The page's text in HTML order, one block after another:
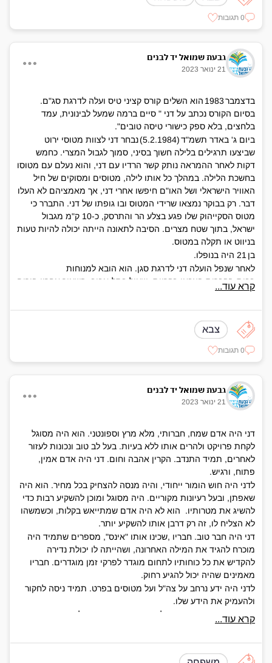
0 תגובות
גבעת שמואל יד לבנים
21 ינואר 2023
בדצמבר 1983 הוא השלים קורס קציני טיס ועלה לדרגת סג"ם.
בסיום הקורס נכתב על דני " סיים ברמה שמעל לבינונית, עמד
בלחצים, בלא ספק כישורי טיסה טובים".
ביום ג' באדר תשמ"ד (5.2.1984) נבחר דני לצוות מטוסי ירוט
שביצעו תרגילים בלילה חשוך בסיני, סמוך לגבול המצרי. כחמש
דקות לאחר ההמראה נותק קשר הרדיו עם דני, והוא נעלם עם מטוסו
בחשכת הלילה. במהלך כל אותו לילה, מטוסים ומסוקים של חיל
האוויר הישראלי ושל האו"ם חיפשו אחרי דני, אך מאמציהם לא העלו
דבר. רק בבוקר נמצאו שרידי המטוס ובו גופתו של דני. התברר כי
מטוס הסקייהוק שלו פגע בצלע הר והתרסק, כ-10 ק"מ מגבול
ישראל, בתוך שטח מצרים. הסיבה לתאונה הייתה יכולה להיות טעות
בניווט או תקלה במטוס.
בן 21 היה בנופלו.
לאחר שנפל הועלה דני לדרגת סגן. הוא הובא למנוחות
בבית-הקברות הצבאי בקריית- שאול בתל-אביב. השאיר אחריו הורים
ואח.
מו בני משפחתו גל-עד לזכרו מהריסות המטוס בניצנה, בנקודת
הגבול בין ישראל למצרים. לאחר מכן החליפה המשפחה את הגל-עד
באבנים.
קרא עוד...
צבא
0 תגובות
גבעת שמואל יד לבנים
21 ינואר 2023
דני היה אדם שמח, חברותי, מלא מרץ וספונטני. הוא היה מסוגל
לקחת פרויקט ולהרים אותו ללא בעיות. בעל לב טוב ונכונות לעזור
לאחרים, תמיד התנדב. הקרין אהבה וחום. דני היה אדם אמין,
פתוח, ורגיש.
לדני היה חוש הומור ייחודי, והיה מנסה להצחיק בכל מחיר. הוא היה
שאפתן, ובעל רעיונות מקוריים. היה מסוגל ומוכן להשקיע רבות כדי
להשיג את מטרותיו. הוא לא היה אדם שמתייאש בקלות, וכשמשהו
לא הצליח לו, זה רק דרבן אותו להשקיע יותר.
דני היה חבר טוב. חבריו ,שכינו אותו "אינס", מספרים שתמיד היה
מוכרח להגיד את המילה האחרונה, ושהייתה לו יכולת נדירה
להקדיש את כל כוחותיו לתחום מוגדר לפרקי זמן מוגדרים. חבריו
מאמינים שהיה יכול להגיע רחוק.
לדני היה ידע נרחב על צה"ל ועל מטוסים בפרט. תמיד ניסה לחקור
ולהעמיק את הידע שלו.
דני ירש מאמו את החיבה לאומנות. הוא נהנה ממלאכת היצירה,
נמשך לאומנות מופשטת וצילם תמונות ייחודיות. הוא ליווה את אימו
אהב שירה. יום לפני נפילתו קרא את ספרו של יהודה עמיחי. לאחר
קרא עוד...